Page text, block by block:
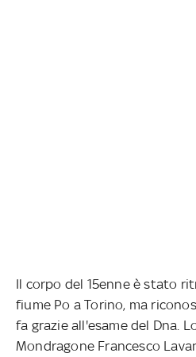
Il corpo del 15enne è stato
fiume Po a Torino, ma
fa grazie all'esame del Dna.
Mondragone Francesco